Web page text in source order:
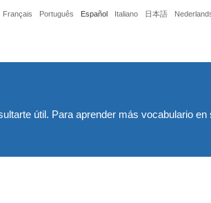
Français Português Español Italiano 日本語
útil. Para aprender más vocabulario